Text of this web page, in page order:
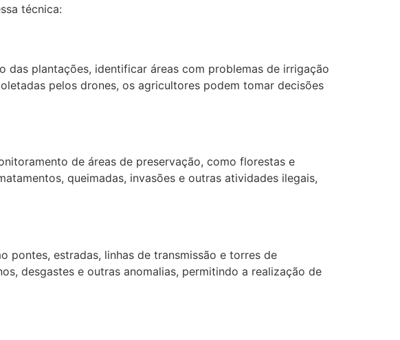
técnica:
plantações, identificar áreas com problemas de irrigação
pelos drones, os agricultores podem tomar decisões
de áreas de preservação, como florestas e
queimadas, invasões e outras atividades ilegais,
pontes, estradas, linhas de transmissão e torres de
desgastes e outras anomalias, permitindo a realização de